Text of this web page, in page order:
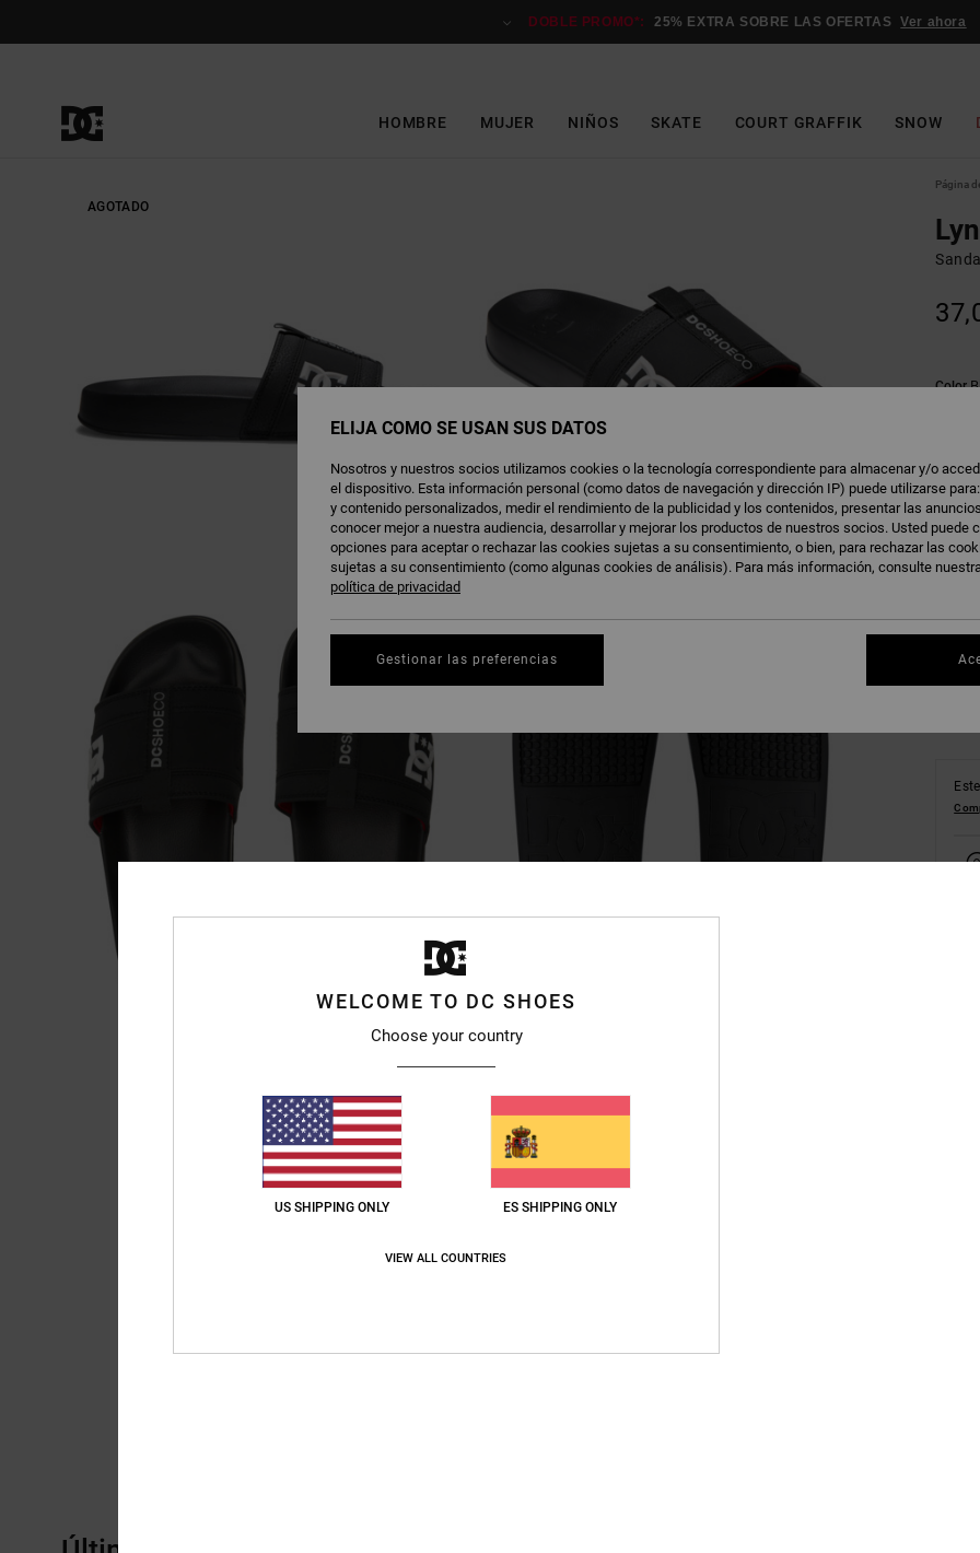
DOBLE PROMO*: 25% EXTRA SOBRE LAS OFERTAS Ver ahora
HOMBRE MUJER NIÑOS SKATE COURT GRAFFIK SNOW
AGOTADO
Página
Color
38
WELCOME TO DC SHOES
Choose your country
US SHIPPING ONLY ES SHIPPING ONLY
VIEW ALL COUNTRIES
ELIJA CÓMO SE USAN SUS DATOS
Nosotros y nuestros socios utilizamos cookies o la tecnología correspondiente para almacenar y/o
el dispositivo. Esta información personal (como datos de navegación y dirección IP) puede utilizarse
y contenido personalizados, medir el rendimiento de la publicidad y los contenidos, presentar las
conocer mejor a nuestra audiencia, desarrollar y mejorar los productos de nuestros socios. Usted puede
opciones para aceptar o rechazar las cookies sujetas a su consentimiento, o bien, para rechazar las
sujetas a su consentimiento (como algunas cookies de análisis). Para más información, consulte
política de privacidad
Gestionar las preferencias